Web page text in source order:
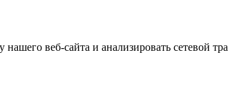
веб-сайта и анализировать сетевой